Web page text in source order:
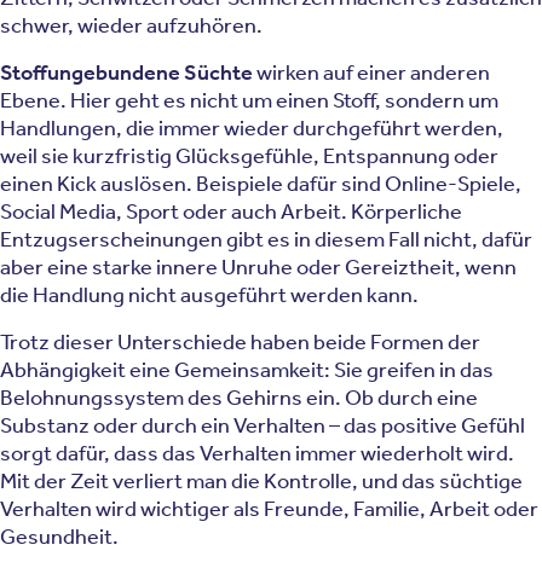
schwer, wieder aufzuhören.
Stoffungebundene Süchtewirken auf einer anderen
Ebene. Hier geht es nicht um einen Stoff, sondern um
Handlungen, die immer wieder durchgeführt werden,
weil sie kurzfristig Glücksgefühle, Entspannung oder
einen Kick auslösen. Beispiele dafür sind Online-Spiele,
Social Media, Sport oder auch Arbeit. Körperliche
Entzugserscheinungen gibt es in diesem Fall nicht, dafür
aber eine starke innere Unruhe oder Gereiztheit, wenn
die Handlung nicht ausgeführt werden kann.
Trotz dieser Unterschiede haben beide Formen der
Abhängigkeit eine Gemeinsamkeit: Sie greifen in das
Belohnungssystem des Gehirns ein. Ob durch eine
Substanz oder durch ein Verhalten – das positive Gefühl
sorgt dafür, dass das Verhalten immer wiederholt wird.
Mit der Zeit verliert man die Kontrolle, und das süchtige
Verhalten wird wichtiger als Freunde, Familie, Arbeit oder
Gesundheit.